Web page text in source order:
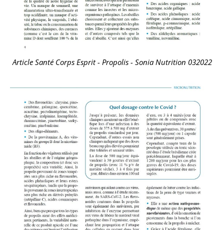
Article Santé Corps Esprit - Propolis - Sonia Nutrition 032022